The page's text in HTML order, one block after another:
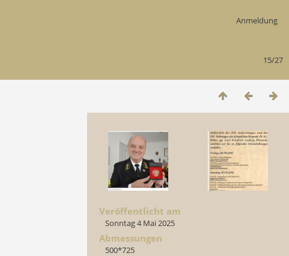
Anmeldung
15/27
Veröffentlicht am
Sonntag 4 Mai 2025
Abmessungen
500*725